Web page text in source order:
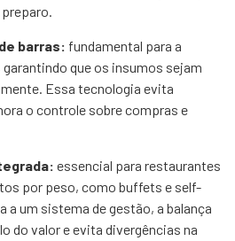
barras: fundamental para a
que os insumos sejam
Essa tecnologia evita
o controle sobre compras e
essencial para restaurantes
por peso, como buffets e self-
a um sistema de gestão, a balança
do valor e evita divergências na